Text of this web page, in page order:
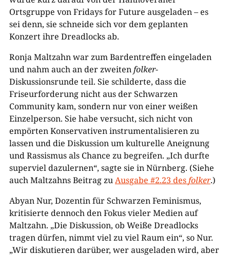
Ortsgruppe von Fridays for Future ausgeladen – es
sei denn, sie schneide sich vor dem geplanten
Konzert ihre Dreadlocks ab.
Ronja Maltzahn war zum Bardentreffen eingeladen
und nahm auch an der zweitenfolker-
Diskussionsrunde teil. Sie schilderte, dass die
Friseurforderung nicht aus der Schwarzen
Community kam, sondern nur von einer weißen
Einzelperson. Sie habe versucht, sich nicht von
empörten Konservativen instrumentalisieren zu
lassen und die Diskussion um kulturelle Aneignung
und Rassismus als Chance zu begreifen. „Ich durfte
superviel dazulernen“, sagte sie in Nürnberg. (Siehe
auch Maltzahns Beitrag zuAusgabe #2.23 desfolker.)
Abyan Nur, Dozentin für Schwarzen Feminismus,
kritisierte dennoch den Fokus vieler Medien auf
Maltzahn. „Die Diskussion, ob Weiße Dreadlocks
tragen dürfen, nimmt viel zu viel Raum ein“, so Nur.
„Wir diskutieren darüber, wer ausgeladen wird, aber